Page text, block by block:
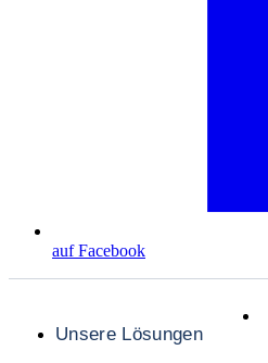
auf Facebook
Unsere Lösungen